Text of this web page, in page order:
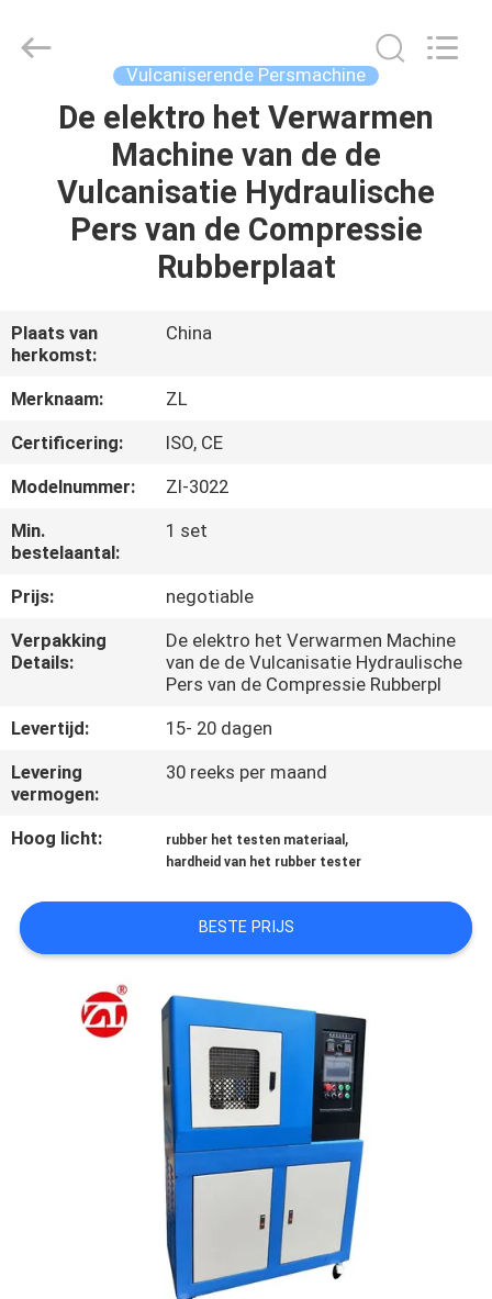
HUIS
PRODUCTEN
ONGEVEER
ONS
FABRIEKSREIS
KWALITEITSCONTROLE
ONS
OM EEN
CITAAT
VR
SHOW
SITEMAP
Technology
Vulcaniserende Persmachine
De elektro het Verwarmen
Machine van de de
Vulcanisatie Hydraulische
Pers van de Compressie
Rubberplaat
Plaats van
herkomst:
China
Merknaam:
ZL
Certificering:
ISO, CE
Modelnummer:
Zl-3022
Min.
bestelaantal:
1 set
Prijs:
negotiable
Verpakking
Details:
De elektro het Verwarmen Machine
van de de Vulcanisatie Hydraulische
Pers van de Compressie Rubberpl
Levertijd:
15- 20 dagen
Levering
vermogen:
30 reeks per maand
Hoog licht: rubber het testen materiaal ,
hardheid van het rubber tester
BESTE PRIJS